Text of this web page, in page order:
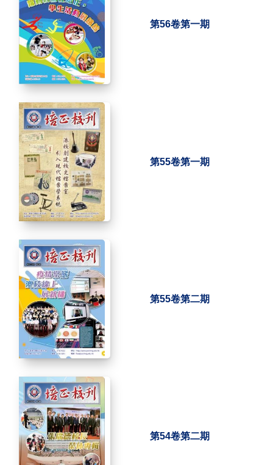
第56卷第一期
第55卷第一期
第55卷第二期
第54卷第二期